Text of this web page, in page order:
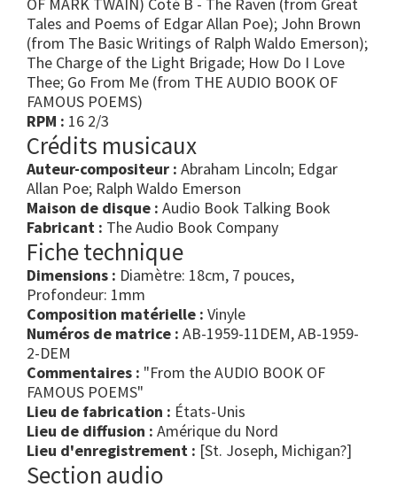
OF MARK TWAIN) Coté B - The Raven (from Great
Tales and Poems of Edgar Allan Poe); John Brown
(from The Basic Writings of Ralph Waldo Emerson);
The Charge of the Light Brigade; How Do I Love
Thee; Go From Me (from THE AUDIO BOOK OF
FAMOUS POEMS)
RPM : 16 2/3
Crédits musicaux
Auteur-compositeur : Abraham Lincoln; Edgar
Allan Poe; Ralph Waldo Emerson
Maison de disque : Audio Book Talking Book
Fabricant : The Audio Book Company
Fiche technique
Dimensions : Diamètre: 18cm, 7 pouces,
Profondeur: 1mm
Composition matérielle : Vinyle
Numéros de matrice : AB-1959-11DEM, AB-1959-
2-DEM
Commentaires : "From the AUDIO BOOK OF
FAMOUS POEMS"
Lieu de fabrication : États-Unis
Lieu de diffusion : Amérique du Nord
Lieu d'enregistrement : [St. Joseph, Michigan?]
Section audio